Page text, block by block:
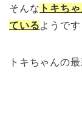
そんな トキち
ているようです
トキちゃんの